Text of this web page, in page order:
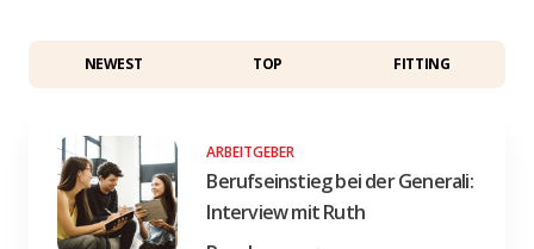
NEWEST TOP FITTING
ARBEITGEBER
Berufseinstieg bei der Generali:
Interview mit Ruth